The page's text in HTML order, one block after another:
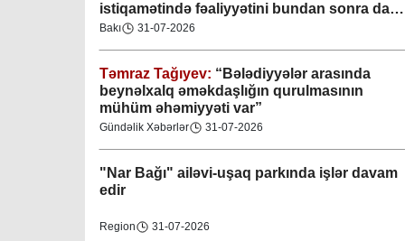
istiqamətində fəaliyyətini bundan sonra da
davam etdirəcəkdir
Bakı 31-07-2026
Təmraz Tağıyev: “Bələdiyyələr arasında
beynəlxalq əməkdaşlığın qurulmasının
mühüm əhəmiyyəti var”
Gündəlik Xəbərlər 31-07-2026
"Nar Bağı" ailəvi-uşaq parkında işlər davam
edir
Region 31-07-2026
Gəncə şəhəri Nizami bələdiyyəsi
08-04-2023
M.Ə.Rəsuzladə bələdiyyəsi
07-04-2023
Xətai bələdiyyəsi
07-04-2023
06-04-2023